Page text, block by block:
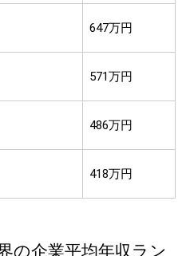
647万円
571万円
486万円
418万円
の企業平均年収ラン